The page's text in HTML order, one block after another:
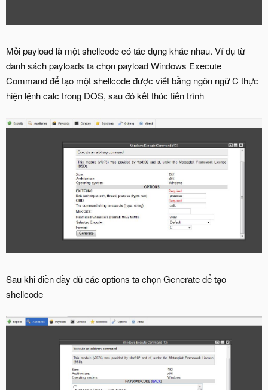
Mỗi payload là một shellcode có tác dụng khác nhau. Ví dụ từ
danh sách payloads ta chọn payload Windows Execute
Command để tạo một shellcode được viết bằng ngôn ngữ C thực
hiện lệnh calc trong DOS, sau đó kết thúc tiến trình
Sau khi điền đầy đủ các options ta chọn Generate để tạo
shellcode